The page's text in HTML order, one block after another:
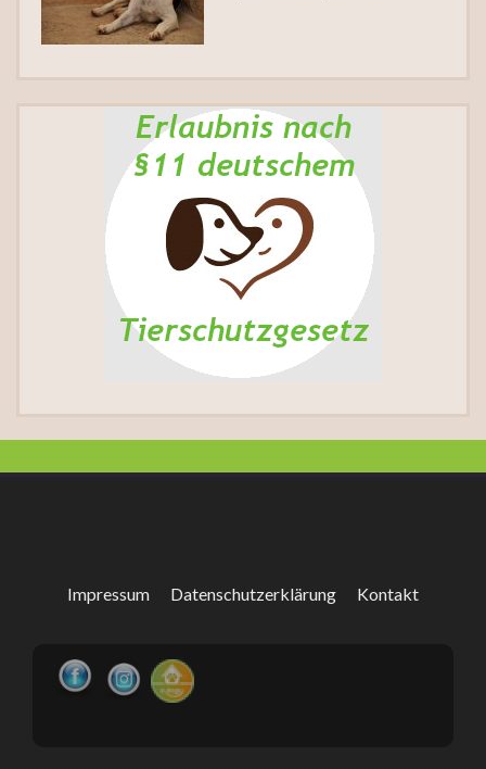
Impressum Datenschutzerklärung Kontakt